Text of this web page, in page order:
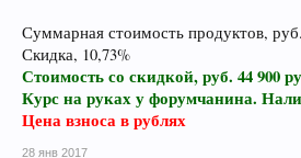
Суммарная стоимость продуктов,
Скидка, 10,73%
Стоимость со скидкой, руб. 44 900
Курс на руках у форумчанина.
Цена взноса в рублях
28 янв 2017